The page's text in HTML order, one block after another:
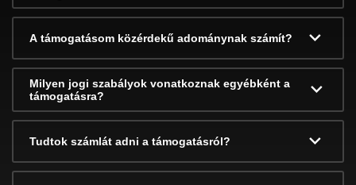
A támogatásom közérdekű adománynak számít?
Milyen jogi szabályok vonatkoznak egyébként a
támogatásra?
Tudtok számlát adni a támogatásról?